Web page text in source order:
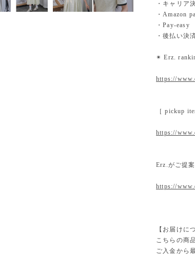
・キャリア
・Amazon
・Pay-easy
・後払い決
✴︎ Erz.
https://
［ pickup
https://
Erz.がご提
https://
【お届けに
こちらの商
ご入金から